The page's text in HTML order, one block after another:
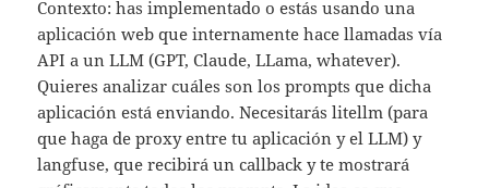
Contexto: has implementado o estás usando una
aplicación web que internamente hace llamadas vía
API a un LLM (GPT, Claude, LLama, whatever).
Quieres analizar cuáles son los prompts que dicha
aplicación está enviando. Necesitarás litellm (para
que haga de proxy entre tu aplicación y el LLM) y
langfuse, que recibirá un callback y te mostrará